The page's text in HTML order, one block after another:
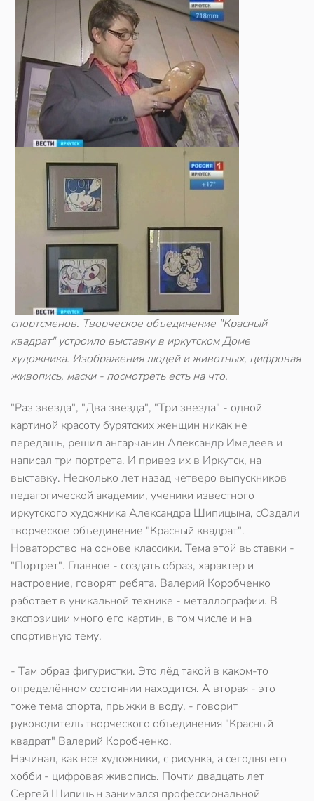
спортсменов. Творческое объединение "Красный
квадрат" устроило выставку в иркутском Доме
художника. Изображения людей и животных, цифровая
живопись, маски - посмотреть есть на что.
"Раз звезда", "Два звезда", "Три звезда" - одной
картиной красоту бурятских женщин никак не
передашь, решил ангарчанин Александр Имедеев и
написал три портрета. И привез их в Иркутск, на
выставку. Несколько лет назад четверо выпускников
педагогической академии, ученики известного
иркутского художника Александра Шипицына, сОздали
творческое объединение "Красный квадрат".
Новаторство на основе классики. Тема этой выставки -
"Портрет". Главное - создать образ, характер и
настроение, говорят ребята. Валерий Коробченко
работает в уникальной технике - металлографии. В
экспозиции много его картин, в том числе и на
спортивную тему.
- Там образ фигуристки. Это лёд такой в каком-то
определённом состоянии находится. А вторая - это
тоже тема спорта, прыжки в воду, - говорит
руководитель творческого объединения "Красный
квадрат" Валерий Коробченко.
Начинал, как все художники, с рисунка, а сегодня его
хобби - цифровая живопись. Почти двадцать лет
Сергей Шипицын занимался профессиональной